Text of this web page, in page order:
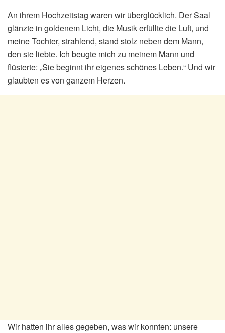
An ihrem Hochzeitstag waren wir überglücklich. Der Saal
glänzte in goldenem Licht, die Musik erfüllte die Luft, und
meine Tochter, strahlend, stand stolz neben dem Mann,
den sie liebte. Ich beugte mich zu meinem Mann und
flüsterte: „Sie beginnt ihr eigenes schönes Leben.“ Und wir
glaubten es von ganzem Herzen.
Wir hatten ihr alles gegeben, was wir konnten: unsere